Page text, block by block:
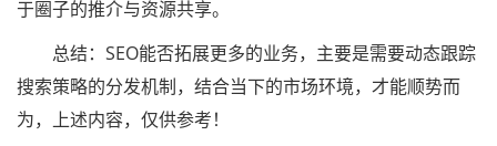
于圈子的推介与资源共享。
总结：SEO能否拓展更多的业务，主要是需要动态跟踪
搜索策略的分发机制，结合当下的市场环境，才能顺势而
为，上述内容，仅供参考！